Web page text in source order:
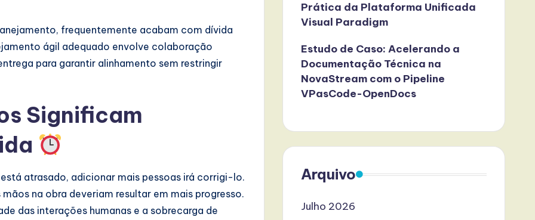
frequentemente acabam com dívida
ágil adequado envolve colaboração
para garantir alinhamento sem restringir
Significam
atrasado, adicionar mais pessoas irá corrigi-lo.
na obra deveriam resultar em mais progresso.
das interações humanas e a sobrecarga de
Prática da Plataforma Unificada
Visual Paradigm
Estudo de Caso: Acelerando a
Documentação Técnica na
NovaStream com o Pipeline
VPasCode-OpenDocs
Arquivo
Julho 2026